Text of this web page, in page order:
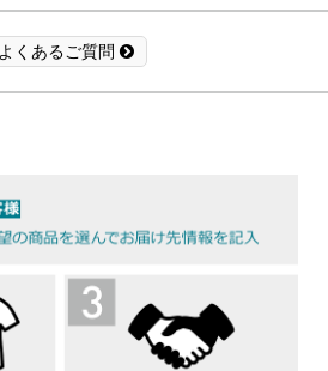
よくあるご質問